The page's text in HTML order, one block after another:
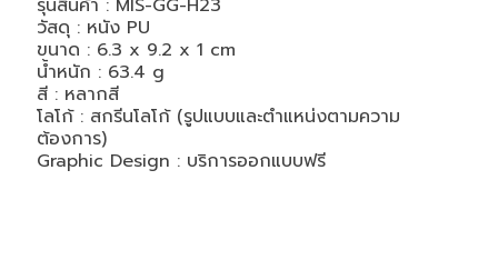
รุ่นสินค้า : MIS-GG-H23
วัสดุ : หนัง PU
ขนาด : 6.3 x 9.2 x 1 cm
น้ำหนัก : 63.4 g
สี : หลากสี
โลโก้ : สกรีนโลโก้ (รูปแบบและตำแหน่งตามความ
ต้องการ)
Graphic Design : บริการออกแบบฟรี